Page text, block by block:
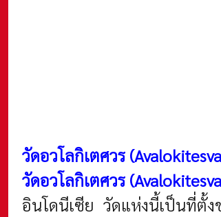
วัดอวโลกิเตศวร
วัดอวโลกิเตศวร
อินโดนีเซีย วัดแห่งนี้เป็นที่ตั้ง